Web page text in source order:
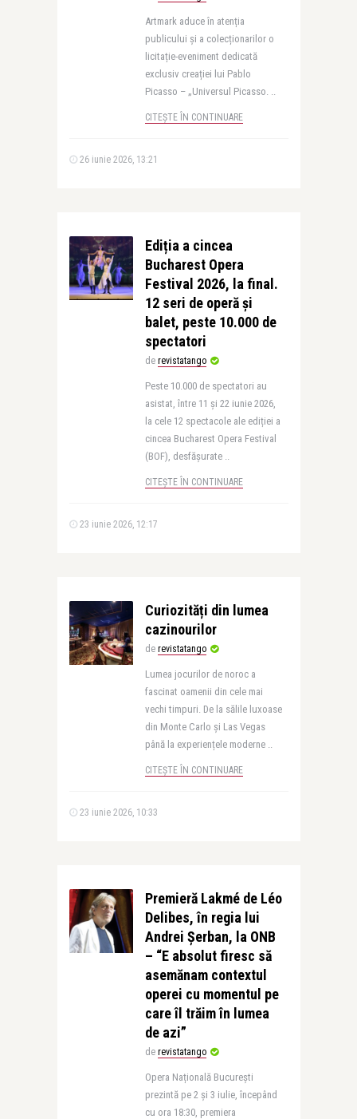
Artmark aduce în atenția
publicului și a colecționarilor o
licitație-eveniment dedicată
exclusiv creației lui Pablo
Picasso – „Universul Picasso. ..
CITEȘTE ÎN CONTINUARE
26 iunie 2026, 13:21
Ediția a cincea
Bucharest Opera
Festival 2026, la final.
12 seri de operă şi
balet, peste 10.000 de
spectatori
de revistatango
Peste 10.000 de spectatori au
asistat, între 11 și 22 iunie 2026,
la cele 12 spectacole ale ediției a
cincea Bucharest Opera Festival
(BOF), desfășurate ..
CITEȘTE ÎN CONTINUARE
23 iunie 2026, 12:17
Curiozități din lumea
cazinourilor
de revistatango
Lumea jocurilor de noroc a
fascinat oamenii din cele mai
vechi timpuri. De la sălile luxoase
din Monte Carlo și Las Vegas
până la experiențele moderne ..
CITEȘTE ÎN CONTINUARE
23 iunie 2026, 10:33
Premieră Lakmé de Léo
Delibes, în regia lui
Andrei Șerban, la ONB
– “E absolut firesc să
asemănam contextul
operei cu momentul pe
care îl trăim în lumea
de azi”
de revistatango
Opera Națională București
prezintă pe 2 și 3 iulie, începând
cu ora 18:30, premiera